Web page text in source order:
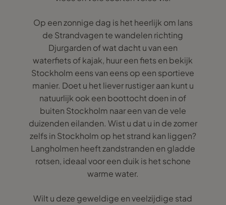
Op een zonnige dag is het heerlijk om lans
de Strandvagen te wandelen richting
Djurgarden of wat dacht u van een
waterfiets of kajak, huur een fiets en bekijk
Stockholm eens van eens op een sportieve
manier. Doet u het liever rustiger aan kunt u
natuurlijk ook een boottocht doen in of
buiten Stockholm naar een van de vele
duizenden eilanden. Wist u dat u in de zomer
zelfs in Stockholm op het strand kan liggen?
Langholmen heeft zandstranden en gladde
rotsen, ideaal voor een duik is het schone
warme water.
Wilt u deze geweldige en veelzijdige stad